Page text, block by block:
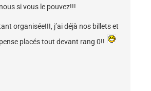
si vous le pouvez!!!
organisée!!!, j’ai déjà nos billets et
placés tout devant rang 0!!